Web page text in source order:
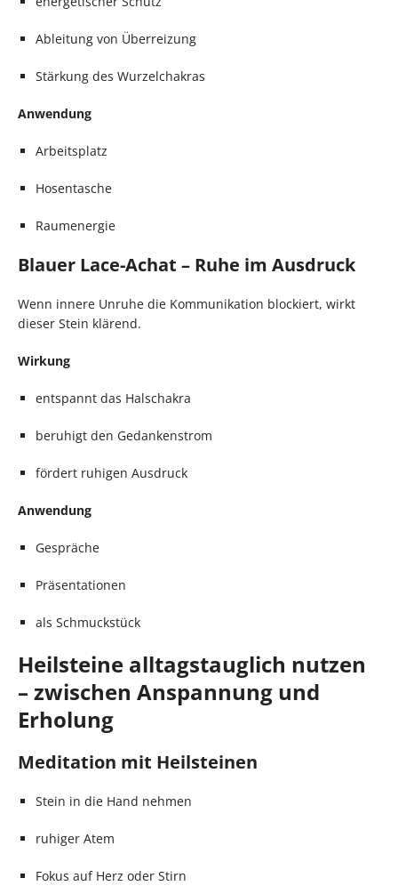
Ableitung von Überreizung
Stärkung des Wurzelchakras
Anwendung
Arbeitsplatz
Hosentasche
Raumenergie
Blauer Lace-Achat – Ruhe im Ausdruck
Wenn innere Unruhe die Kommunikation blockiert, wirkt
dieser Stein klärend.
Wirkung
entspannt das Halschakra
beruhigt den Gedankenstrom
fördert ruhigen Ausdruck
Anwendung
Gespräche
Präsentationen
als Schmuckstück
Heilsteine alltagstauglich nutzen
– zwischen Anspannung und
Erholung
Meditation mit Heilsteinen
Stein in die Hand nehmen
ruhiger Atem
Fokus auf Herz oder Stirn